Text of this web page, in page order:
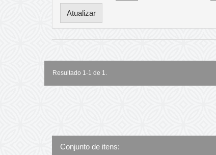
Resultado 1-1 de 1.
Conjunto de itens: